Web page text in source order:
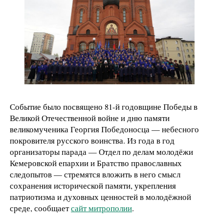
Событие было посвящено 81-й годовщине Победы в
Великой Отечественной войне и дню памяти
великомученика Георгия Победоносца — небесного
покровителя русского воинства. Из года в год
организаторы парада — Отдел по делам молодёжи
Кемеровской епархии и Братство православных
следопытов — стремятся вложить в него смысл
сохранения исторической памяти, укрепления
патриотизма и духовных ценностей в молодёжной
среде, сообщаетсайт митрополии.